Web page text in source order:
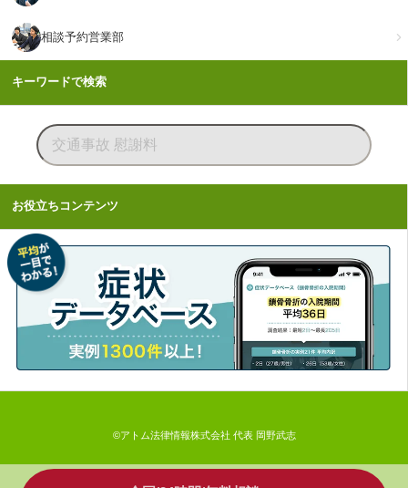
相談予約営業部
キーワードで検索
お役立ちコンテンツ
©アトム法律情報株式会社 代表 岡野武志